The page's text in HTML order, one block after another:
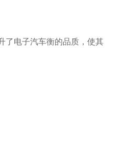
了电子汽车衡的品质，使其